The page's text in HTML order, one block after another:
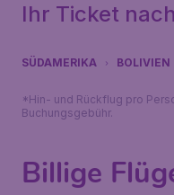
Ihr Ticket
SÜDAMERIKA BOLIVIEN
*Hin- und Rückflug pro
Buchungsgebühr.
Billige